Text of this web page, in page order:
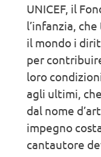
UNICEF, il
l’infanzia,
il mondo i
per
loro
agli ultimi,
dal nome
impegno
cantautore